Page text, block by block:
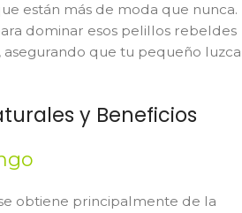
están más de moda que nunca.
dominar esos pelillos rebeldes
asegurando que tu pequeño luzca
y Beneficios
obtiene principalmente de la